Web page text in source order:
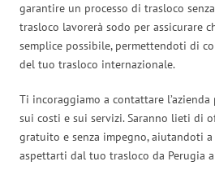
garantire un processo di trasloco
trasloco lavorerà sodo per assicurare
semplice possibile, permettendoti di
del tuo trasloco internazionale.
Ti incoraggiamo a contattare
sui costi e sui servizi. Saranno lieti di
gratuito e senza impegno, aiutandoti a
aspettarti dal tuo trasloco da Perugia